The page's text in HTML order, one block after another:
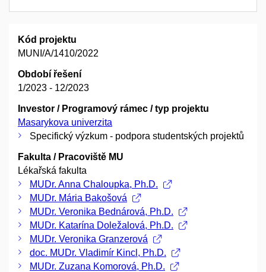
Kód projektu
MUNI/A/1410/2022
Období řešení
1/2023 - 12/2023
Investor / Programový rámec / typ projektu
Masarykova univerzita
Specifický výzkum - podpora studentských projektů
Fakulta / Pracoviště MU
Lékařská fakulta
MUDr. Anna Chaloupka, Ph.D.
MUDr. Mária Bakošová
MUDr. Veronika Bednárová, Ph.D.
MUDr. Katarína Doležalová, Ph.D.
MUDr. Veronika Granzerová
doc. MUDr. Vladimír Kincl, Ph.D.
MUDr. Zuzana Komorová, Ph.D.